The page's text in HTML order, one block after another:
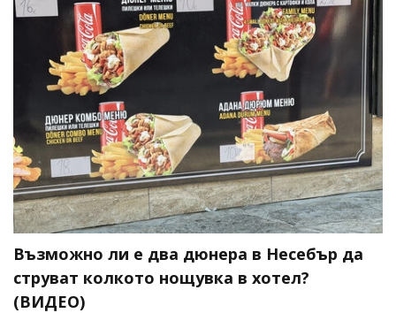
Възможно ли е два дюнера в Несебър да
струват колкото нощувка в хотел?
(ВИДЕО)